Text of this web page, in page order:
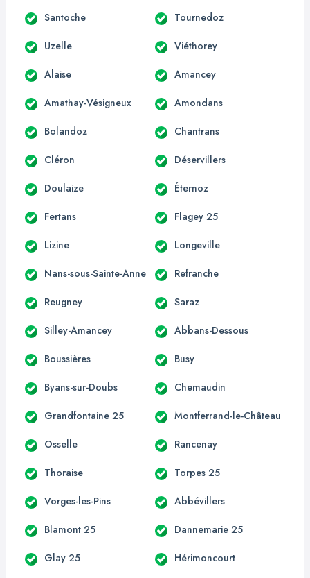
Santoche Tournedoz
Uzelle Viéthorey
Alaise Amancey
Amathay-Vésigneux Amondans
Bolandoz Chantrans
Cléron Déservillers
Doulaize Éternoz
Fertans Flagey 25
Lizine Longeville
Nans-sous-Sainte-Anne Refranche
Reugney Saraz
Silley-Amancey Abbans-Dessous
Boussières Busy
Byans-sur-Doubs Chemaudin
Grandfontaine 25 Montferrand-le-Château
Osselle Rancenay
Thoraise Torpes 25
Vorges-les-Pins Abbévillers
Blamont 25 Dannemarie 25
Glay 25 Hérimoncourt